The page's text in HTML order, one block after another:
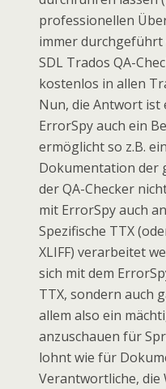
professionellen
immer durchgeführt
SDL Trados QA-
kostenlos in allen
Nun, die Antwort ist
ErrorSpy auch ein
ermöglicht so z.B.
Dokumentation der
der QA-Checker
mit ErrorSpy auch
Spezifische TTX
XLIFF) verarbeitet
sich mit dem
TTX, sondern auch
allem also ein
anzuschauen für
lohnt wie für
Verantwortliche, die